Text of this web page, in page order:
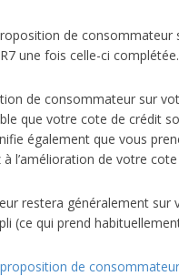
de
une fois celle-ci complétée.
de consommateur sur
que votre cote de crédit
également que vous
l’amélioration de votre
restera généralement
(ce qui prend
proposition de